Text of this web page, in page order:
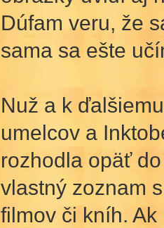
Dúfam veru, že
sama sa ešte
Nuž a k
umelcov a
rozhodla opäť
vlastný zoznam
filmov či kníh.